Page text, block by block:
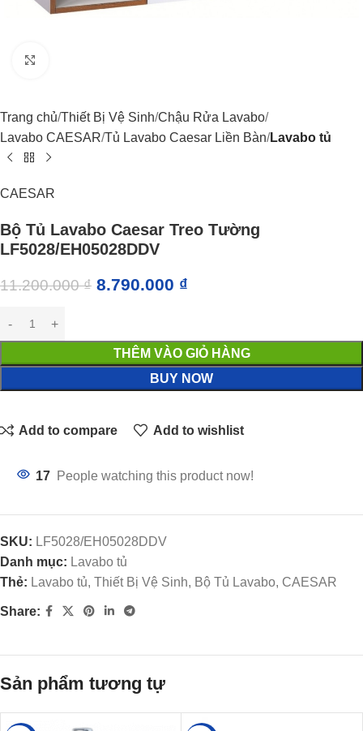
Trang chủ Thiết Bị Vệ Sinh Chậu Rửa Lavabo
Lavabo CAESAR Tủ Lavabo Caesar Liền Bàn Lavabo tủ
CAESAR
Bộ Tủ Lavabo Caesar Treo Tường
LF5028/EH05028DDV
11.200.000₫ 8.790.000 ₫
THÊM VÀO GIỎ HÀNG
BUY NOW
Add to compare Add to wishlist
17 People watching this product now!
SKU: LF5028/EH05028DDV
Danh mục: Lavabo tủ
Thẻ: Lavabo tủ, Thiết Bị Vệ Sinh, Bộ Tủ Lavabo, CAESAR
Share:
Sản phẩm tương tự